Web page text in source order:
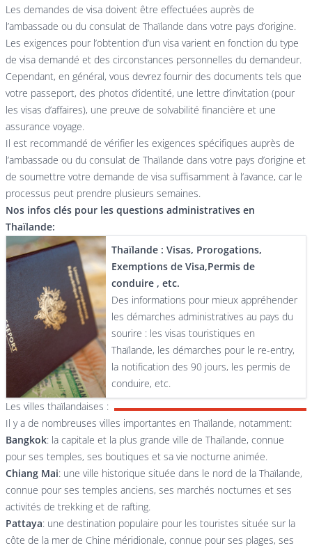
Les demandes de visa doivent être effectuées auprès de
l’ambassade ou du consulat de Thaïlande dans votre pays d’origine.
Les exigences pour l’obtention d’un visa varient en fonction du type
de visa demandé et des circonstances personnelles du demandeur.
Cependant, en général, vous devrez fournir des documents tels que
votre passeport, des photos d’identité, une lettre d’invitation (pour
les visas d’affaires), une preuve de solvabilité financière et une
assurance voyage.
Il est recommandé de vérifier les exigences spécifiques auprès de
l’ambassade ou du consulat de Thaïlande dans votre pays d’origine et
de soumettre votre demande de visa suffisamment à l’avance, car le
processus peut prendre plusieurs semaines.
Nos infos clés pour les questions administratives en
Thaïlande:
Thaïlande : Visas, Prorogations,
Exemptions de Visa,Permis de
conduire , etc.
Des informations pour mieux appréhender
les démarches administratives au pays du
sourire : les visas touristiques en
Thaïlande, les démarches pour le re-entry,
la notification des 90 jours, les permis de
conduire, etc.
Les villes thaïlandaises :
Il y a de nombreuses villes importantes en Thaïlande, notamment:
Bangkok: la capitale et la plus grande ville de Thaïlande, connue
pour ses temples, ses boutiques et sa vie nocturne animée.
Chiang Mai: une ville historique située dans le nord de la Thaïlande,
connue pour ses temples anciens, ses marchés nocturnes et ses
activités de trekking et de rafting.
Pattaya: une destination populaire pour les touristes située sur la
côte de la mer de Chine méridionale, connue pour ses plages, ses